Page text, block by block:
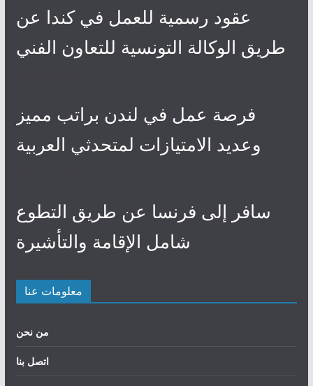
عقود رسمية للعمل في كندا عن
طريق الوكالة التونسية للتعاون الفني
فرصة عمل في لندن براتب مميز
وعديد الامتيازات لمتحدثي العربية
سافر إلى فرنسا عن طريق التطوع
شامل الإقامة والتأشيرة
معلومات عنا
من نحن
اتصل بنا